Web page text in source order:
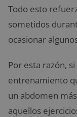
Todo esto
sometidos
ocasionar
Por esta razón,
entrenamiento
un abdomen
aquellos